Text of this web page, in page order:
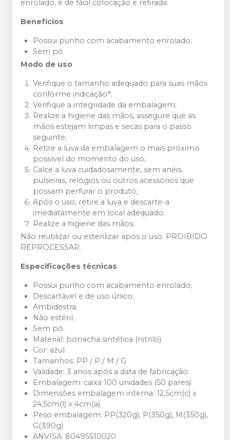
enrolado, é de fácil colocação e retirada.
Benefícios
Possui punho com acabamento enrolado;
Sem pó.
Modo de uso
Verifique o tamanho adequado para suas mãos
conforme indicação*;
Verifique a integridade da embalagem;
Realize a higiene das mãos, assegure que as
mãos estejam limpas e secas para o passo
seguinte;
Retire a luva da embalagem o mais próximo
possível do momento do uso;
Calce a luva cuidadosamente, sem anéis,
pulseiras, relógios ou outros acessórios que
possam perfurar o produto;
Após o uso, retire a luva e descarte-a
imediatamente em local adequado;
Realize a higiene das mãos;
Não reutilizar ou esterilizar após o uso. PROIBIDO
REPROCESSAR.
Especificações técnicas
Possui punho com acabamento enrolado;
Descartável e de uso único;
Ambidestra;
Não estéril;
Sem pó.
Material: borracha sintética (nitrilo)
Cor: azul
Tamanhos: PP / P / M / G
Validade: 3 anos após a data de fabricação.
Embalagem: caixa 100 unidades (50 pares)
Dimensões embalagem interna: 12,5cm(c) x
24,5cm(l) x 4cm(a)
Peso embalagem: PP(320g), P(350g), M(350g),
G(390g)
ANVISA: 80495510020